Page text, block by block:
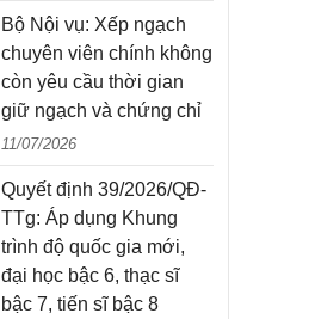
Bộ Nội vụ: Xếp ngạch
chuyên viên chính không
còn yêu cầu thời gian
giữ ngạch và chứng chỉ
11/07/2026
Quyết định 39/2026/QĐ-
TTg: Áp dụng Khung
trình độ quốc gia mới,
đại học bậc 6, thạc sĩ
bậc 7, tiến sĩ bậc 8